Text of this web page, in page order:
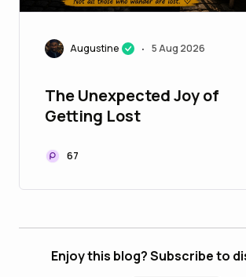
Augustine • 5 Aug 2026
The Unexpected Joy of
Getting Lost
67
Enjoy this blog? Subscribe to